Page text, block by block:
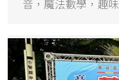
音，魔法數學，趣